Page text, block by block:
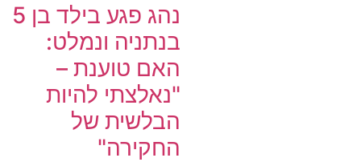
נהג פגע בילד בן 5
בנתניה ונמלט:
האם טוענת –
"נאלצתי להיות
הבלשית של
החקירה"